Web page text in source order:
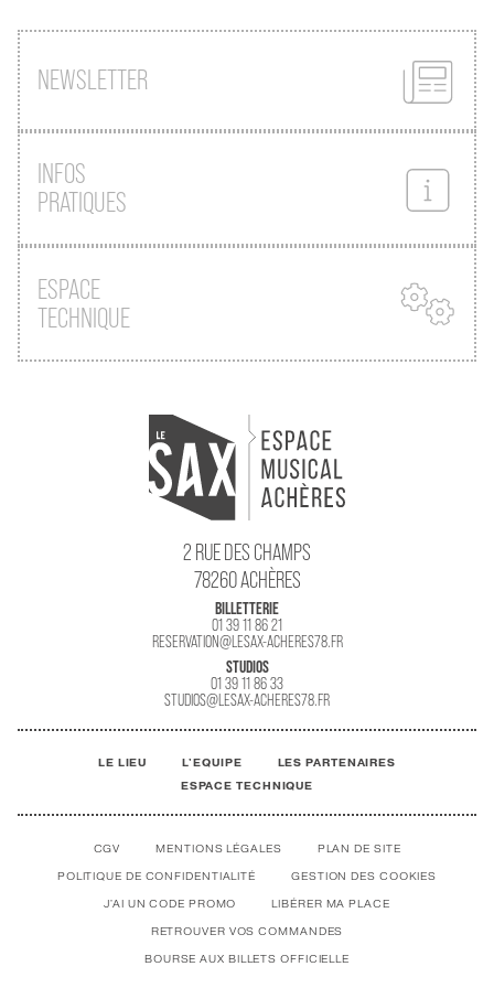
NEWSLETTER
INFOS
PRATIQUES
ESPACE
TECHNIQUE
2 RUE DES CHAMPS
78260 ACHÈRES
BILLETTERIE
01 39 11 86 21
RESERVATION@LESAX-ACHERES78.FR
STUDIOS
01 39 11 86 33
STUDIOS@LESAX-ACHERES78.FR
LE LIEU L'EQUIPE
LES PARTENAIRES
ESPACE TECHNIQUE
CGV MENTIONS LÉGALES PLAN DE SITE
POLITIQUE DE CONFIDENTIALITÉ GESTION DES COOKIES
J'AI UN CODE PROMO LIBÉRER MA PLACE
RETROUVER VOS COMMANDES
BOURSE AUX BILLETS OFFICIELLE